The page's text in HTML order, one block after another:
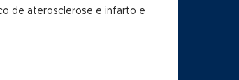
de aterosclerose e infarto e